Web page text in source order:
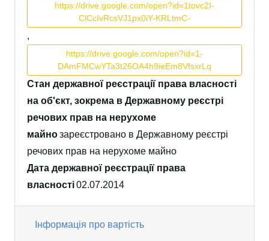
https://drive.google.com/open?id=1tovc2I-
ClCcIvRcsVJ1px0iY-KRLtmC-
,
https://drive.google.com/open?id=1-
DAmFMCwYTa3t26OA4h9ieEm8VfsxrLq
Стан державної реєстрації права власності
на об'єкт, зокрема в Державному реєстрі
речових прав на нерухоме
майнозареєстровано в Державному реєстрі
речових прав на нерухоме майно
Дата державної реєстрації права
власності02.07.2014
Інформація про вартість